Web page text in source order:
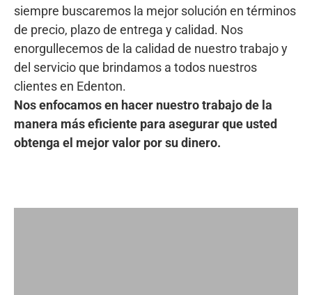
siempre buscaremos la mejor solución en términos
de precio, plazo de entrega y calidad. Nos
enorgullecemos de la calidad de nuestro trabajo y
del servicio que brindamos a todos nuestros
clientes en Edenton.
Nos enfocamos en hacer nuestro trabajo de la
manera más eficiente para asegurar que usted
obtenga el mejor valor por su dinero.